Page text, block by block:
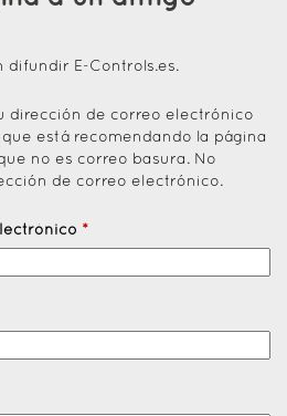
difundir E-Controls.es.
dirección de correo electrónico
está recomendando la página
no es correo basura. No
de correo electrónico.
*